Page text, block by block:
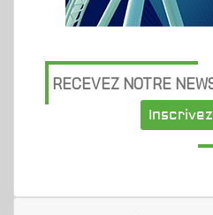
RECEVEZ NOTRE